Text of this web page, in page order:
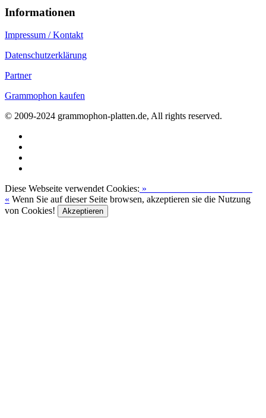
Informationen
Impressum / Kontakt
Datenschutzerklärung
Partner
Grammophon kaufen
© 2009-2024 grammophon-platten.de, All rights reserved.
Diese Webseite verwendet Cookies: »
« Wenn Sie auf dieser Seite browsen, akzeptieren sie die Nutzung
von Cookies!
Akzeptieren